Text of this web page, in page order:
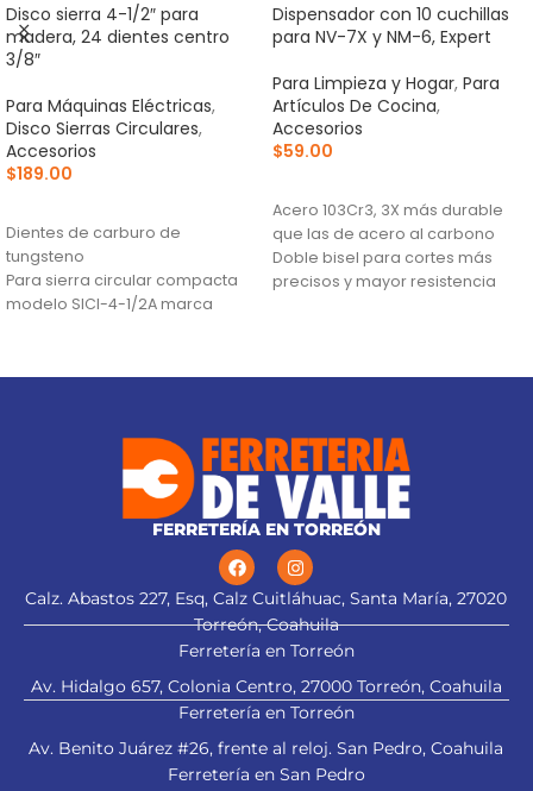
Disco sierra 4-1/2″ para
madera, 24 dientes centro
3/8″
Para Máquinas Eléctricas,
Disco Sierras Circulares,
Accesorios
$189.00
Dientes de carburo de
tungsteno
Para sierra circular compacta
modelo SICI-4-1/2A marca
Dispensador con 10 cuchillas
para NV-7X y NM-6, Expert
Para Limpieza y Hogar, Para
Artículos De Cocina,
Accesorios
$59.00
Acero 103Cr3, 3X más durable
que las de acero al carbono
Doble bisel para cortes más
precisos y mayor resistencia
FERRETERÍA EN TORREÓN
Calz. Abastos 227, Esq, Calz Cuitláhuac, Santa María, 27020
Torreón, Coahuila
Ferretería en Torreón
Av. Hidalgo 657, Colonia Centro, 27000 Torreón, Coahuila
Ferretería en Torreón
Av. Benito Juárez #26, frente al reloj. San Pedro, Coahuila
Ferretería en San Pedro